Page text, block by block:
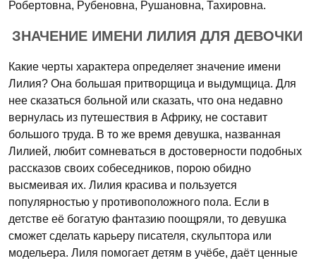
Робертовна, Рубеновна, Рушановна, Тахировна.
ЗНАЧЕНИЕ ИМЕНИ ЛИЛИЯ ДЛЯ ДЕВОЧКИ
Какие черты характера определяет значение имени
Лилия? Она большая притворщица и выдумщица. Для
нее сказаться больной или сказать, что она недавно
вернулась из путешествия в Африку, не составит
большого труда. В то же время девушка, названная
Лилией, любит сомневаться в достоверности подобных
рассказов своих собеседников, порою обидно
высмеивая их. Лилия красива и пользуется
популярностью у противоположного пола. Если в
детстве её богатую фантазию поощряли, то девушка
сможет сделать карьеру писателя, скульптора или
модельера. Лиля помогает детям в учёбе, даёт ценные